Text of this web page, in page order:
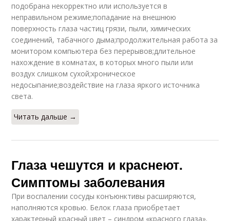
подобрана некорректно или используется в
неправильном режиме;попадание на внешнюю
поверхность глаза частиц грязи, пыли, химических
соединений, табачного дыма;продолжительная работа за
монитором компьютера без перерывов;длительное
нахождение в комнатах, в которых много пыли или
воздух слишком сухой;хроническое
недосыпание;воздействие на глаза яркого источника
света.
Читать дальше →
Глаза чешутся и краснеют.
Симптомы заболевания
При воспалении сосуды конъюнктивы расширяются,
наполняются кровью. Белок глаза приобретает
характерный красный цвет – синдром «красного глаза».